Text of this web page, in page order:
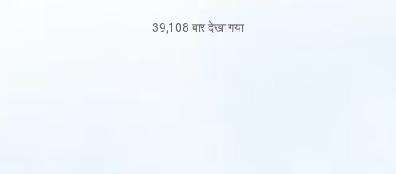
19
39,108 बार देखा गया